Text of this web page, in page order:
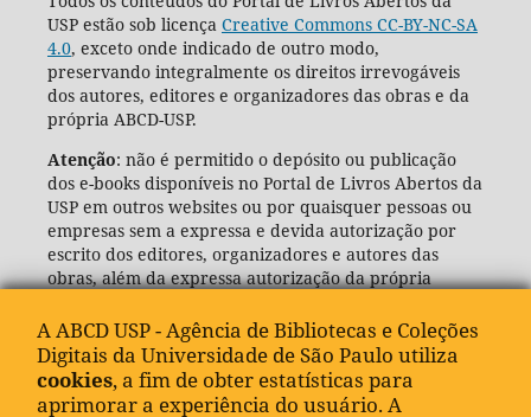
USP estão sob licença Creative Commons CC-BY-NC-SA
4.0, exceto onde indicado de outro modo,
preservando integralmente os direitos irrevogáveis
dos autores, editores e organizadores das obras e da
própria ABCD-USP.
Atenção: não é permitido o depósito ou publicação
dos e-books disponíveis no Portal de Livros Abertos da
USP em outros websites ou por quaisquer pessoas ou
empresas sem a expressa e devida autorização por
escrito dos editores, organizadores e autores das
obras, além da expressa autorização da própria
(ABCD-USP).
A ABCD USP - Agência de Bibliotecas e Coleções
Digitais da Universidade de São Paulo utiliza
cookies, a fim de obter estatísticas para
aprimorar a experiência do usuário. A